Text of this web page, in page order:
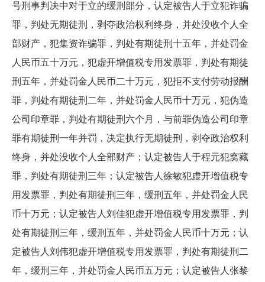
号刑事判决中对于立的缓刑部分，认定被告人于立犯诈骗
罪，判处无期徒刑，剥夺政治权利终身，并处没收个人全
部财产，犯集资诈骗罪，判处有期徒刑十五年，并处罚金
人民币五十万元，犯虚开增值税专用发票罪，判处有期徒
刑五年，并处罚金人民币二十万元，犯拒不支付劳动报酬
罪，判处有期徒刑二年，并处罚金人民币十万元，犯伪造
公司印章罪，判处有期徒刑六个月，与前罪伪造公司印章
罪有期徒刑一年并罚，决定执行无期徒刑，剥夺政治权利
终身，并处没收个人全部财产；认定被告人于程元犯窝藏
罪，判处有期徒刑三年；认定被告人徐敏犯虚开增值税专
用发票罪，判处有期徒刑三年，缓刑五年，并处罚金人民
币十万元；认定被告人刘佳犯虚开增值税专用发票罪，判
处有期徒刑三年，缓刑五年，并处罚金人民币十万元；认
定被告人刘伟犯虚开增值税专用发票罪，判处有期徒刑二
年，缓刑三年，并处罚金人民币五万元；认定被告人张黎